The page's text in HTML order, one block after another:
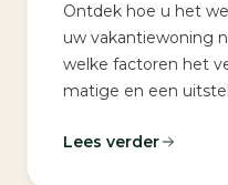
Ontdek hoe u het
uw vakantiewoning
welke factoren het
matige en een
Lees verder